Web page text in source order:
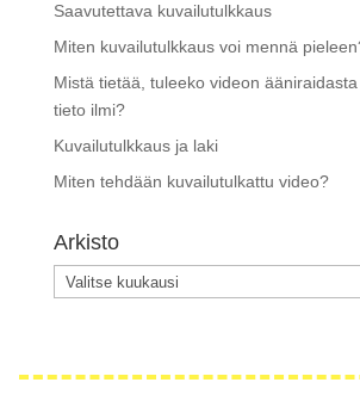
Saavutettava kuvailutulkkaus
Miten kuvailutulkkaus voi mennä
Mistä tietää, tuleeko videon
tieto ilmi?
Kuvailutulkkaus ja laki
Miten tehdään kuvailutulkattu video?
Arkisto
Arkisto